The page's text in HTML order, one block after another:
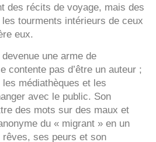
des récits de voyage, mais des
tourments intérieurs de ceux
eux.
une arme de
contente pas d’être un auteur ;
médiathèques et les
avec le public. Son
des mots sur des maux et
du « migrant » en un
ses peurs et son